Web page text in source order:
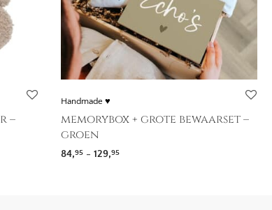
–
Handmade ♥
memorybox + grote bewaarset –
groen
84,95 - 129,95Prijsklasse: 84,95 tot 129,95